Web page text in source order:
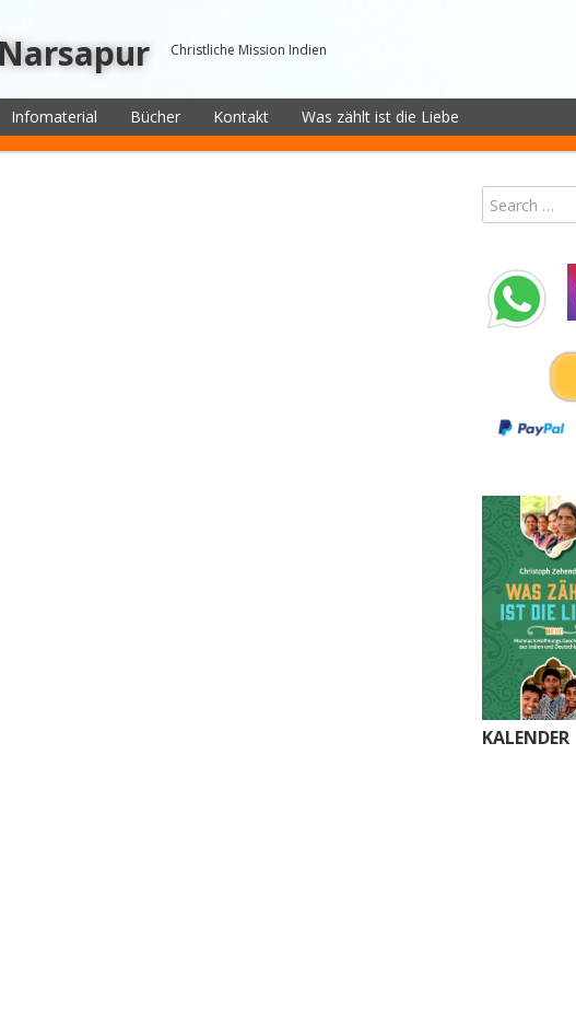
Christliche Mission Indien
Infomaterial Bücher Kontakt Was zählt ist die Liebe
KALENDER